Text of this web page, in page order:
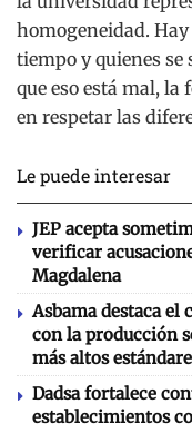
homogeneidad.
tiempo y quienes
que eso está mal, la
en respetar las
Le puede interesar
JEP acepta
verificar
Magdalena
Asbama destaca el
con la producción
más altos
Dadsa fortalece
establecimientos